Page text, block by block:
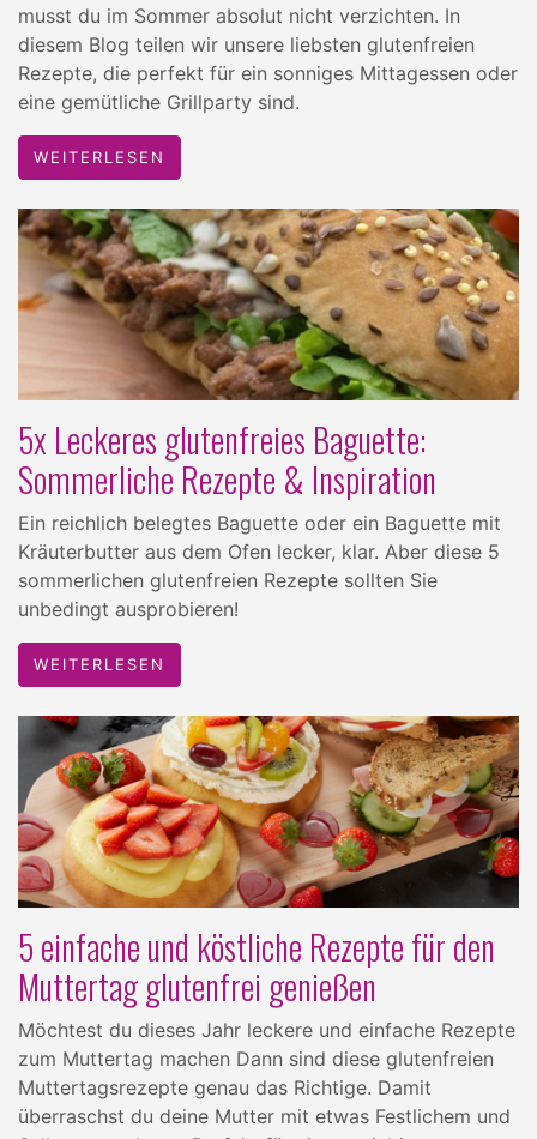
musst du im Sommer absolut nicht verzichten. In
diesem Blog teilen wir unsere liebsten glutenfreien
Rezepte, die perfekt für ein sonniges Mittagessen oder
eine gemütliche Grillparty sind.
WEITERLESEN
5x Leckeres glutenfreies Baguette:
Sommerliche Rezepte & Inspiration
Ein reichlich belegtes Baguette oder ein Baguette mit
Kräuterbutter aus dem Ofen lecker, klar. Aber diese 5
sommerlichen glutenfreien Rezepte sollten Sie
unbedingt ausprobieren!
WEITERLESEN
5 einfache und köstliche Rezepte für den
Muttertag glutenfrei genießen
Möchtest du dieses Jahr leckere und einfache Rezepte
zum Muttertag machen Dann sind diese glutenfreien
Muttertagsrezepte genau das Richtige. Damit
überraschst du deine Mutter mit etwas Festlichem und